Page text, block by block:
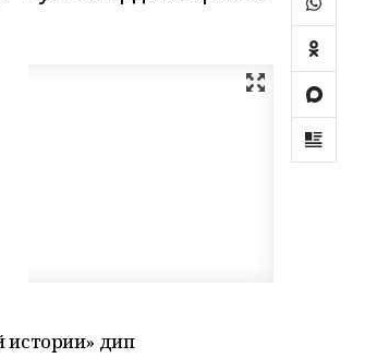
истории» дип